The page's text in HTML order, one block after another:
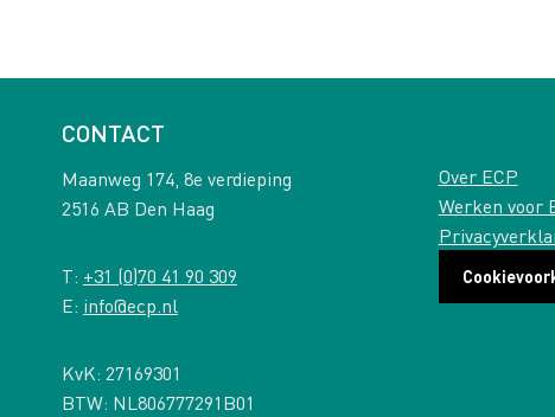
CONTACT
Maanweg 174, 8e verdieping
2516 AB Den Haag
T: +31 (0)70 41 90 309
E: info@ecp.nl
KvK: 27169301
BTW: NL806777291B01
Over ECP
Werken voor